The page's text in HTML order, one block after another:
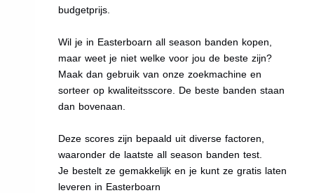
budgetprijs.
Wil je in Easterboarn all season banden kopen,
maar weet je niet welke voor jou de beste zijn?
Maak dan gebruik van onze zoekmachine en
sorteer op kwaliteitsscore. De beste banden staan
dan bovenaan.
Deze scores zijn bepaald uit diverse factoren,
waaronder de laatste all season banden test.
Je bestelt ze gemakkelijk en je kunt ze gratis laten
leveren in Easterboarn